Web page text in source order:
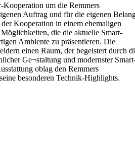
um die Remmers
Auftrag und für die eigenen
Kooperation in einem ehemaligen
die die aktuelle Smart-
Ambiente zu präsentieren. Die
einen Raum, der begeistert durch
Ge¬staltung und modernster
oblag den Remmers
besonderen Technik-Highlights.